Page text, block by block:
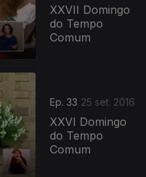
XXVII Domingo
do Tempo
Comum
Ep. 33 25 set. 2016
XXVI Domingo
do Tempo
Comum